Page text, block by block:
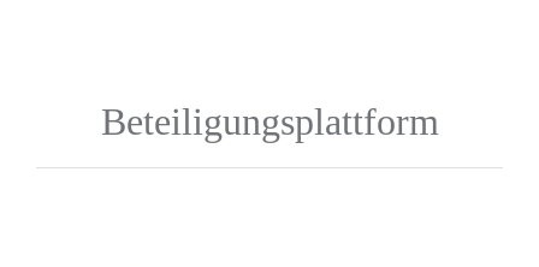
Beteiligungsplattform